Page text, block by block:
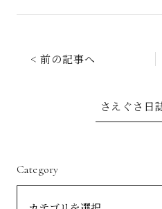
< 前の記事へ
さえぐさ日
Category